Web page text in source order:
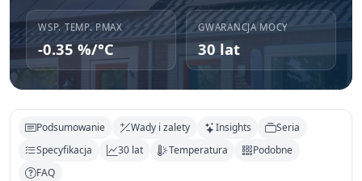
WSP. TEMP. PMAX
-0.35 %/°C
GWARANCJA MOCY
30 lat
Podsumowanie Wady i zalety Insights
Seria
Specyfikacja
30 lat Temperatura
Podobne
FAQ